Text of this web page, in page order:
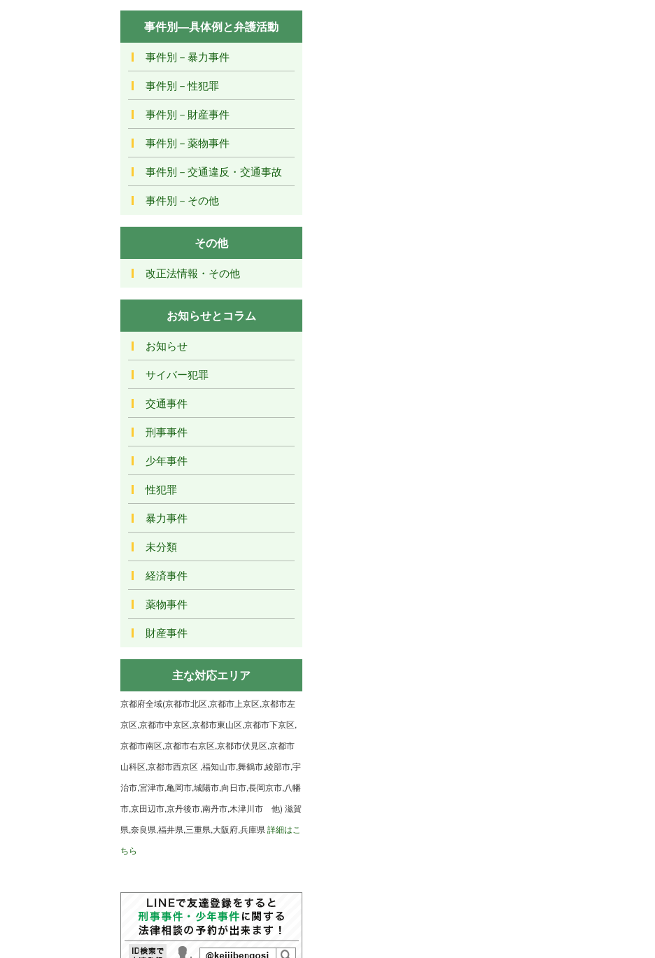
事件別―具体例と弁護活動
事件別－暴力事件
事件別－性犯罪
事件別－財産事件
事件別－薬物事件
事件別－交通違反・交通事故
事件別－その他
その他
改正法情報・その他
お知らせとコラム
お知らせ
サイバー犯罪
交通事件
刑事事件
少年事件
性犯罪
暴力事件
未分類
経済事件
薬物事件
財産事件
主な対応エリア
京都府全域(京都市北区,京都市上京区,京都市左
京区,京都市中京区,京都市東山区,京都市下京区,
京都市南区,京都市右京区,京都市伏見区,京都市
山科区,京都市西京区 ,福知山市,舞鶴市,綾部市,宇
治市,宮津市,亀岡市,城陽市,向日市,長岡京市,八幡
市,京田辺市,京丹後市,南丹市,木津川市 他) 滋賀
県,奈良県,福井県,三重県,大阪府,兵庫県 詳細はこ
ちら